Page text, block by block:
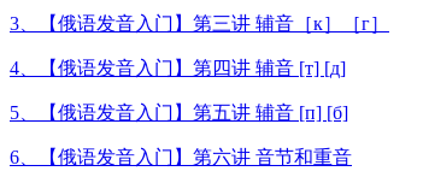
3、【俄语发音入门】第三讲 辅音［к］［г］
4、【俄语发音入门】第四讲 辅音 [т] [д]
5、【俄语发音入门】第五讲 辅音 [п] [б]
6、【俄语发音入门】第六讲 音节和重音